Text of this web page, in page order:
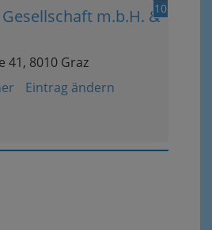
10
m.b.H. &
41, 8010 Graz
Eintrag ändern